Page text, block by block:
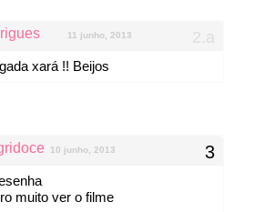
11 junho, 2013
xará !! Beijos
10 junho, 2013
muito ver o filme